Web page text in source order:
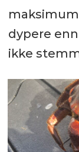
dypere
ikke